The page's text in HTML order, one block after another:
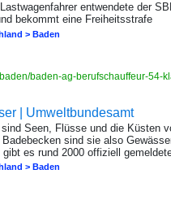
entwendete der
bekommt eine Freiheitsstrafe
> Baden
baden-ag-berufschauffeur-
| Umweltbundesamt
sind Seen, Flüsse und die Küsten
sind sie also
gibt es rund 2000 offiziell
> Baden